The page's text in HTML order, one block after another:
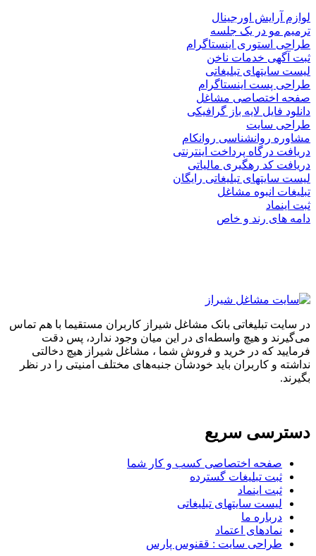
لوازم آرایش اورجینال
ترمیم مو در یک جلسه
طراحی استوری اینستاگرام
ثبت آگهی خدمات ناخن
لیست سایتهای تبلیغاتی
طراحی پست اینستاگرام
صفحه اختصاصی مشاغل
دانلود فایل لایه باز گرافیکی
طراحی سایت
مشاوره روانشناسی روانکام
دریافت درگاه پرداخت اینترنتی
دریافت کد رهگیری مالیاتی
لیست سایتهای تبلیغاتی رایگان
تبلیغات انبوه مشاغل
ثبت اینماد
دامه های رند و خاص
در سایت تبلیغاتی بانک مشاغل شیراز کاربران مستقیما با هم تماس
می‌گیرند و هیچ واسطه‌ای در این میان وجود ندارد، پس دقت
فرمایید که در خرید و فروشِ شما ، مشاغل شیراز هیچ دخالتی
نداشته و کاربران باید خودشان جنبه‌های مختلف امنیتی را در نظر
بگیرند.
دسترسی سریع
صفحه اختصاصی کسب و کار شما
ثبت تبلیغات گسترده
ثبت اینماد
لیست سایتهای تبلیغاتی
درباره ما
نمادهای اعتماد
طراحی سایت : ققنوس پارس